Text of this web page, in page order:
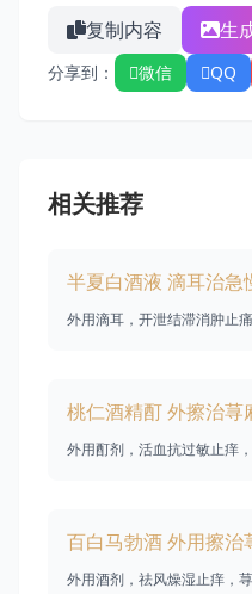
复制内容 生
分享到： 微信 QQ
相关推荐
半夏白酒液 滴耳治急
外用滴耳，开泄结滞消肿止
桃仁酒精酊 外擦治荨
外用酊剂，活血抗过敏止痒
百白马勃酒 外用擦治
外用酒剂，祛风燥湿止痒，